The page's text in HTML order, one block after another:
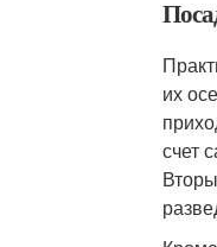
их
счет